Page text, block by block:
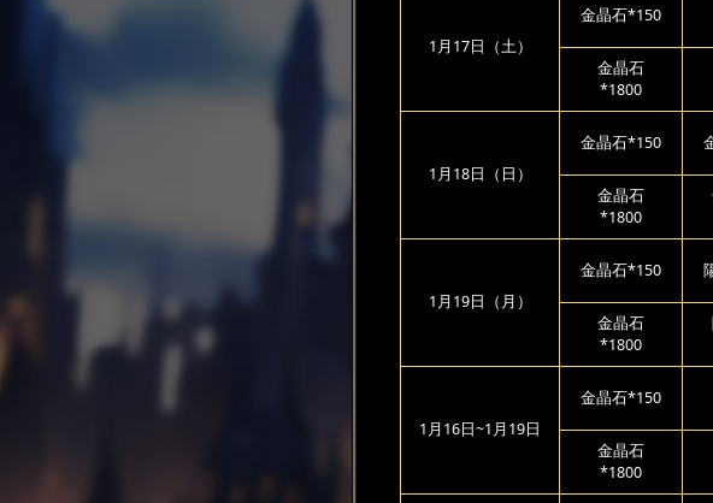
1月17日（土）
金晶石*150
金晶石
*1800
1月18日（日）
金晶石*150
金晶石
*1800
1月19日（月）
金晶石*150
金晶石
*1800
1月16日~1月19日
金晶石*150
金晶石
*1800